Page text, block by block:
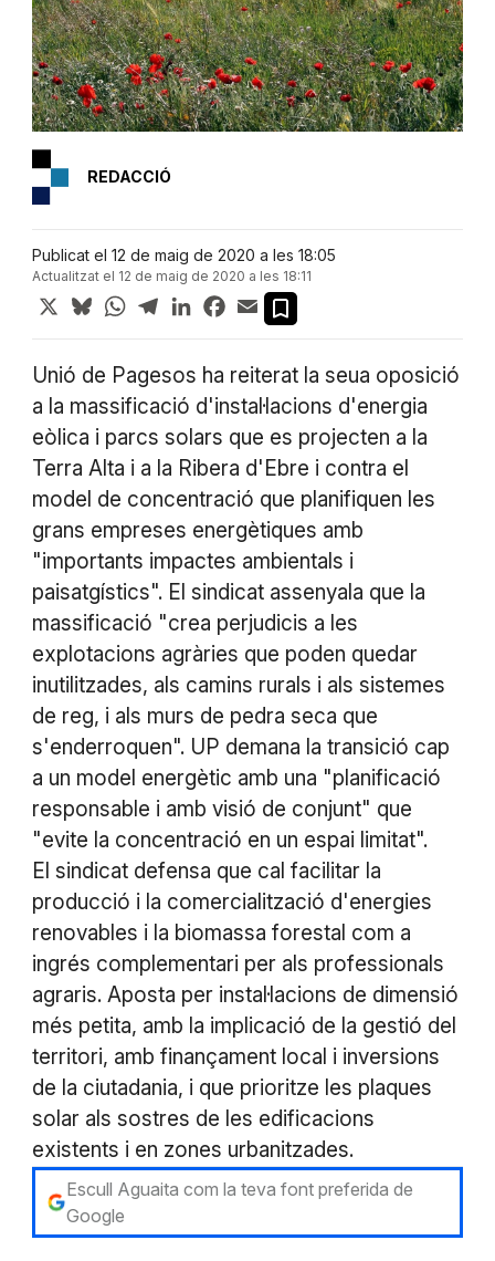
REDACCIÓ
Publicat el 12 de maig de 2020 a les 18:05
Actualitzat el 12 de maig de 2020 a les 18:11
X BlueskyWhatsApp
TelegramLinkedInFacebook
Email
Unió de Pagesos ha reiterat la seua oposició
a la massificació d'instal·lacions d'energia
eòlica i parcs solars que es projecten a la
Terra Alta i a la Ribera d'Ebre i contra el
model de concentració que planifiquen les
grans empreses energètiques amb
"importants impactes ambientals i
paisatgístics". El sindicat assenyala que la
massificació "crea perjudicis a les
explotacions agràries que poden quedar
inutilitzades, als camins rurals i als sistemes
de reg, i als murs de pedra seca que
s'enderroquen". UP demana la transició cap
a un model energètic amb una "planificació
responsable i amb visió de conjunt" que
"evite la concentració en un espai limitat".
El sindicat defensa que cal facilitar la
producció i la comercialització d'energies
renovables i la biomassa forestal com a
ingrés complementari per als professionals
agraris. Aposta per instal·lacions de dimensió
més petita, amb la implicació de la gestió del
territori, amb finançament local i inversions
de la ciutadania, i que prioritze les plaques
solar als sostres de les edificacions
existents i en zones urbanitzades.
Escull Aguaita com la teva font preferida de
Google